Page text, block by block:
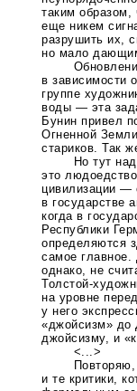
таким образом,
еще никем
разрушить их,
но мало
в зависимости
группе
воды — эта
Бунин привел
Огненной
стариков. Так
Но тут
это
цивилизации —
в государстве
когда в
Республики
определяются
самое
однако, не
Толстой-
на уровне
у него
«джойсизм» до
джойсизму, и
<...>
и те критики,